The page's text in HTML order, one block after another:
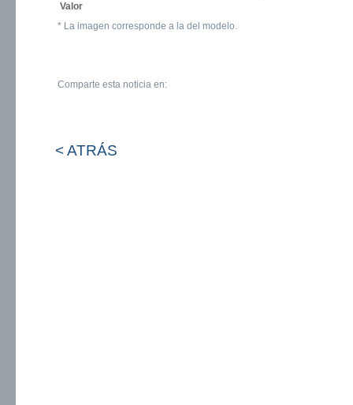
Valor
* La imagen corresponde a la del modelo.
Comparte esta noticia en:
< ATRÁS